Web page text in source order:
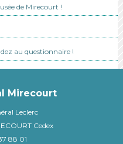
de Mirecourt !
au questionnaire !
Mirecourt
Leclerc
Cedex
88 01